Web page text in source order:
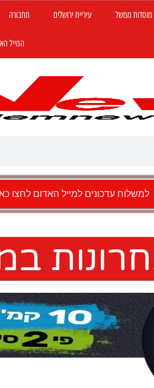
מוסדות ממשל עיריית ירושלים תחבורה
המייל
למשלוח עדכונים למייל האדום לחצו